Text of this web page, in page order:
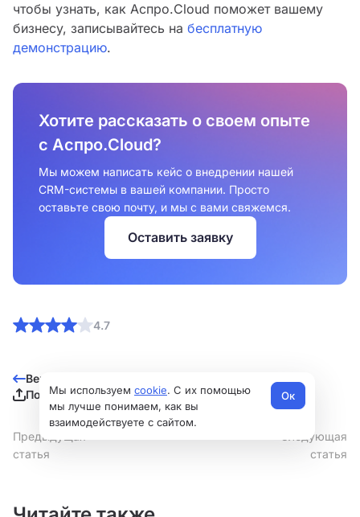
Мы используем cookie. С их помощью
мы лучше понимаем, как вы
взаимодействуете с сайтом.
Ок
чтобы узнать, как Аспро.Cloud поможет вашему
бизнесу, записывайтесь на бесплатную
демонстрацию.
Хотите рассказать о своем опыте
с Аспро.Cloud?
Мы можем написать кейс о внедрении нашей
CRM-системы в вашей компании. Просто
оставьте свою почту, и мы с вами свяжемся.
Оставить заявку
4.7
Вернуться к списку
Поделиться
Предыдущая
статья
Следующая
статья